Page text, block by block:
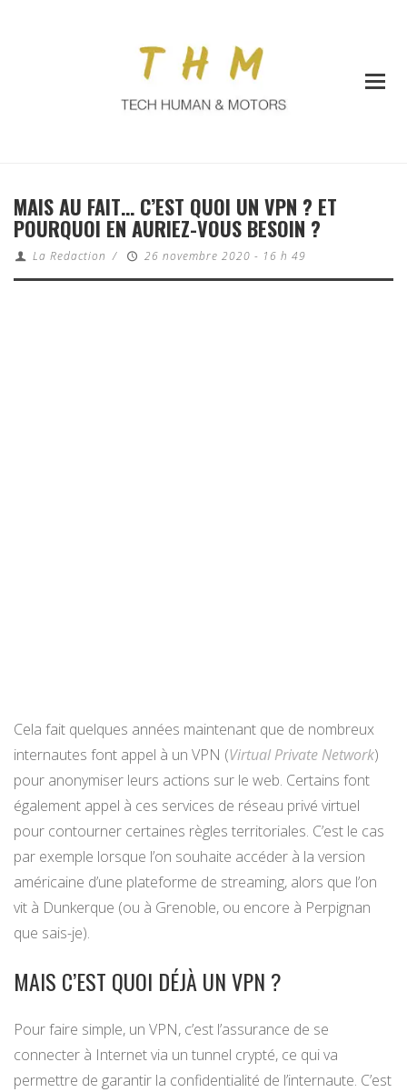
MAIS AU FAIT… C’EST QUOI UN VPN ? ET
POURQUOI EN AURIEZ-VOUS BESOIN ?
La Redaction / 26 novembre 2020 - 16 h 49
Cela fait quelques années maintenant que de nombreux
internautes font appel à un VPN (Virtual Private Network)
pour anonymiser leurs actions sur le web. Certains font
également appel à ces services de réseau privé virtuel
pour contourner certaines règles territoriales. C’est le cas
par exemple lorsque l’on souhaite accéder à la version
américaine d’une plateforme de streaming, alors que l’on
vit à Dunkerque (ou à Grenoble, ou encore à Perpignan
que sais-je).
MAIS C’EST QUOI DÉJÀ UN VPN ?
Pour faire simple, un VPN, c’est l’assurance de se
connecter à Internet via un tunnel crypté, ce qui va
permettre de garantir la confidentialité de l’internaute. C’est